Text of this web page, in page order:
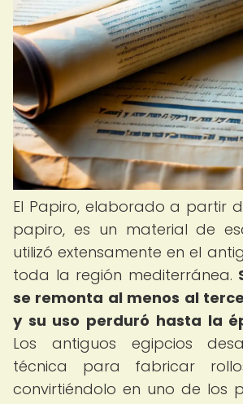
El Papiro, elaborado a partir
papiro, es un material de
utilizó extensamente en el
toda la región mediterránea.
se remonta al menos al
y su uso perduró hasta la
Los antiguos egipcios
técnica para fabricar
convirtiéndolo en uno de los